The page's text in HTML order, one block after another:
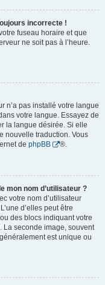
incorrecte !
fuseau horaire et que
ne soit pas à l’heure.
n’a pas installé votre langue
votre langue. Essayez de
la langue désirée. Si elle
nouvelle traduction. Vous
de phpBB ®.
mon nom d’utilisateur ?
votre nom d’utilisateur
d’elles peut être
des blocs indiquant votre
La seconde image, souvent
est unique ou